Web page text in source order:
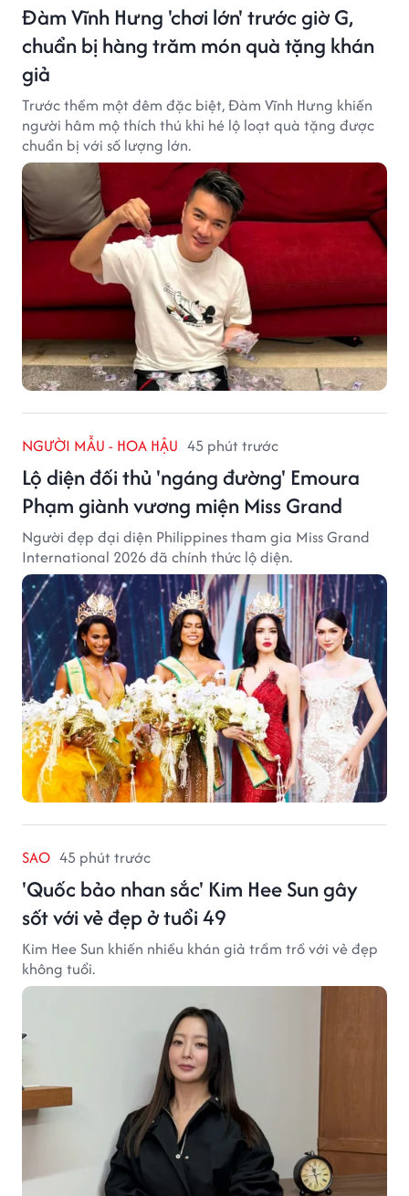
Đàm Vĩnh Hưng 'chơi lớn' trước giờ G,
chuẩn bị hàng trăm món quà tặng khán
giả
Trước thềm một đêm đặc biệt, Đàm Vĩnh Hưng khiến
người hâm mộ thích thú khi hé lộ loạt quà tặng được
chuẩn bị với số lượng lớn.
NGƯỜI MẪU - HOA HẬU 45 phút trước
Lộ diện đối thủ 'ngáng đường' Emoura
Phạm giành vương miện Miss Grand
Người đẹp đại diện Philippines tham gia Miss Grand
International 2026 đã chính thức lộ diện.
SAO 45 phút trước
'Quốc bảo nhan sắc' Kim Hee Sun gây
sốt với vẻ đẹp ở tuổi 49
Kim Hee Sun khiến nhiều khán giả trầm trồ với vẻ đẹp
không tuổi.